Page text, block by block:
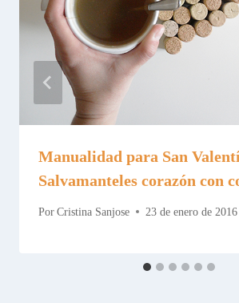
Manualidad para San
Salvamanteles corazón con
Por Cristina Sanjose 23 de enero de 2016